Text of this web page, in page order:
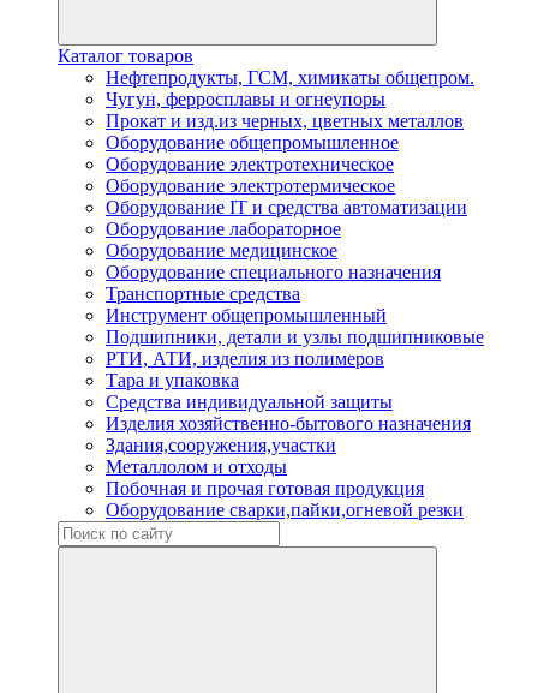
Каталог товаров
Нефтепродукты, ГСМ, химикаты общепром.
Чугун, ферросплавы и огнеупоры
Прокат и изд.из черных, цветных металлов
Оборудование общепромышленное
Оборудование электротехническое
Оборудование электротермическое
Оборудование IT и средства автоматизации
Оборудование лабораторное
Оборудование медицинское
Оборудование специального назначения
Транспортные средства
Инструмент общепромышленный
Подшипники, детали и узлы подшипниковые
РТИ, АТИ, изделия из полимеров
Тара и упаковка
Средства индивидуальной защиты
Изделия хозяйственно-бытового назначения
Здания,сооружения,участки
Металлолом и отходы
Побочная и прочая готовая продукция
Оборудование сварки,пайки,огневой резки